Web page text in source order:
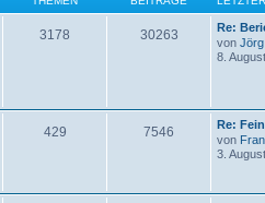
3178 30263
Re:
von Jörg
8.
429 7546
Re:
von
3.